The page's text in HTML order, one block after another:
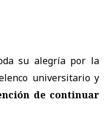
su alegría por la
universitario y
de continuar